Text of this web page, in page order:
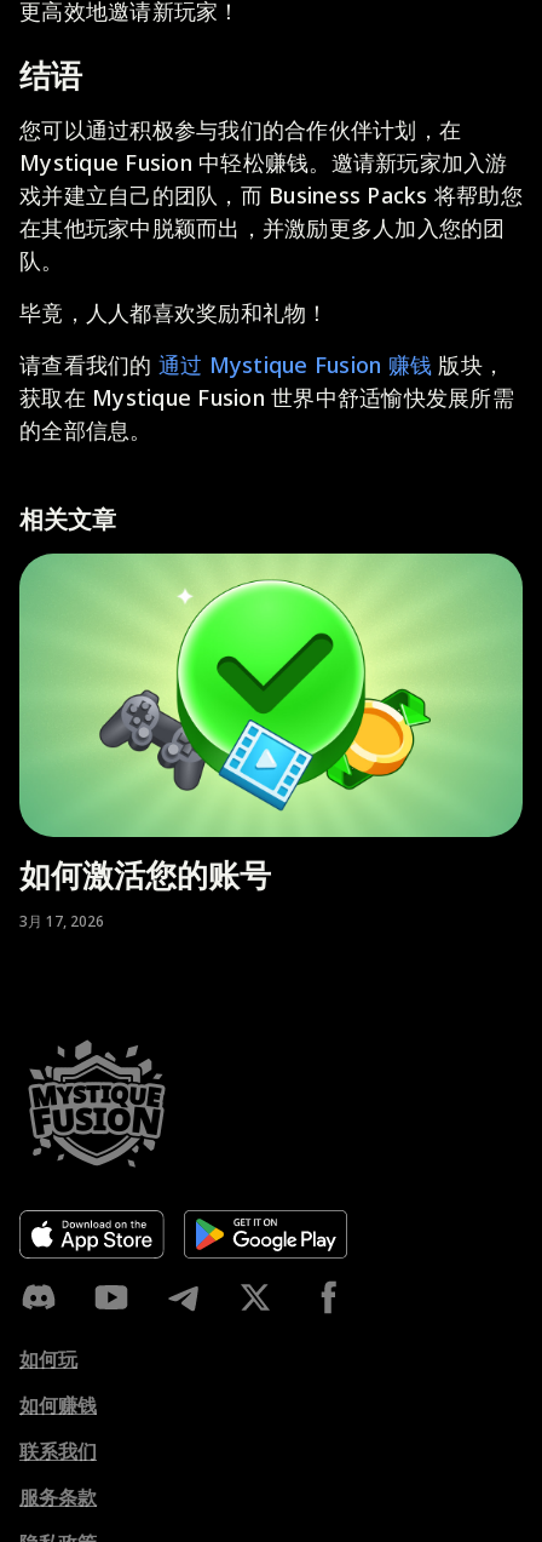
更高效地邀请新玩家！
结语
您可以通过积极参与我们的合作伙伴计划，在
Mystique Fusion 中轻松赚钱。邀请新玩家加入游
戏并建立自己的团队，而 Business Packs 将帮助您
在其他玩家中脱颖而出，并激励更多人加入您的团
队。
毕竟，人人都喜欢奖励和礼物！
请查看我们的 通过 Mystique Fusion 赚钱 版块，
获取在 Mystique Fusion 世界中舒适愉快发展所需
的全部信息。
相关文章
如何激活您的账号
3月 17, 2026
如何玩
如何赚钱
联系我们
服务条款